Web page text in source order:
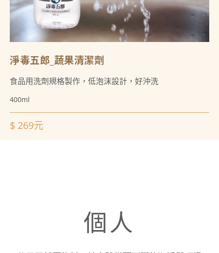
淨毒五郎_蔬果清潔劑
食品用洗劑規格製作，低泡沫設計，好沖洗
400ml
$ 269元
個人